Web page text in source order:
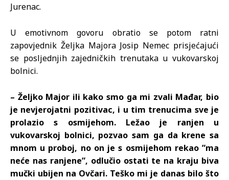
Jurenac.
U emotivnom govoru obratio se potom ratni
zapovjednik Željka Majora Josip Nemec prisjećajući
se posljednjih zajedničkih trenutaka u vukovarskoj
bolnici.
– Željko Major ili kako smo ga mi zvali Mađar, bio
je nevjerojatni pozitivac, i u tim trenucima sve je
prolazio s osmijehom. Ležao je ranjen u
vukovarskoj bolnici, pozvao sam ga da krene sa
mnom u proboj, no on je s osmijehom rekao ”ma
neće nas ranjene”, odlučio ostati te na kraju biva
mučki ubijen na Ovčari. Teško mi je danas bilo što